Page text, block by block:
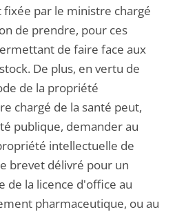
fixée par le ministre chargé
de prendre, pour ces
de faire face aux
De plus, en vertu de
de la propriété
chargé de la santé peut,
publique, demander au
intellectuelle de
brevet délivré pour un
de la licence d'office au
pharmaceutique, ou au